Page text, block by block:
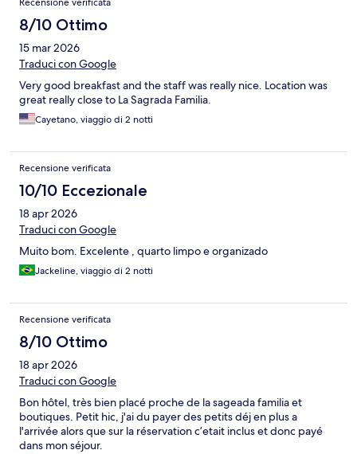
Recensione verificata
8/10 Ottimo
15 mar 2026
Traduci con Google
Very good breakfast and the staff was really nice. Location was
great really close to La Sagrada Familia.
Cayetano, viaggio di 2 notti
Recensione verificata
10/10 Eccezionale
18 apr 2026
Traduci con Google
Muito bom. Excelente , quarto limpo e organizado
Jackeline, viaggio di 2 notti
Recensione verificata
8/10 Ottimo
18 apr 2026
Traduci con Google
Bon hôtel, très bien placé proche de la sageada familia et
boutiques. Petit hic, j'ai du payer des petits déj en plus a
l'arrivée alors que sur la réservation c’etait inclus et donc payé
dans mon séjour.